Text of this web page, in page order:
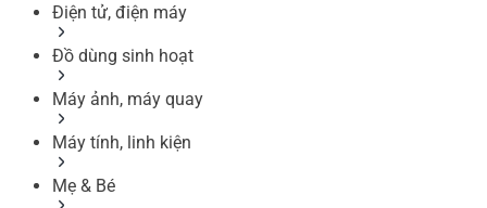
Điện tử, điện máy
Đồ dùng sinh hoạt
Máy ảnh, máy quay
Máy tính, linh kiện
Mẹ & Bé